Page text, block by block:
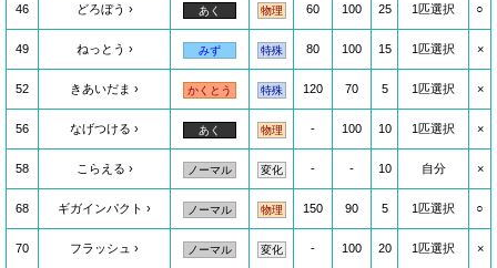
46 どろぼう あく 物理 60 100 25 1匹選択 ○
49 ねっとう みず 特殊 80 100 15 1匹選択 ×
52 きあいだま かくとう 特殊 120 70 5 1匹選択 ×
56 なげつける あく 物理 - 100 10 1匹選択 ×
58 こらえる ノーマル 変化 - - 10 自分 ×
68 ギガインパクト ノーマル 物理 150 90 5 1匹選択 ○
70 フラッシュ ノーマル 変化 - 100 20 1匹選択 ×